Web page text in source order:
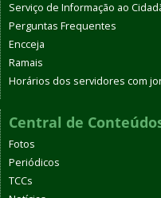
Serviço de Informação ao
Perguntas Frequentes
Encceja
Ramais
Horários dos servidores com
Central de
Fotos
Periódicos
TCCs